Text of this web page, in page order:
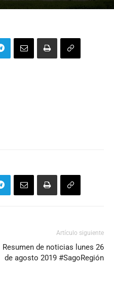
Artículo siguiente
Resumen de noticias lunes 26
de agosto 2019 #SagoRegión